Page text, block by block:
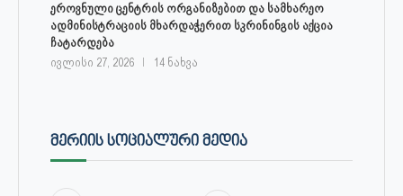
ეროვნული ცენტრის ორგანიზებით და სამხარეო
ადმინისტრაციის მხარდაჭერით სკრინინგის აქცია
ჩატარდება
ივლისი 27, 2026 14 ნახვა
ᲛᲔᲠᲘᲘᲡ ᲡᲝᲪᲘᲐᲚᲣᲠᲘ ᲛᲔᲓᲘᲐ